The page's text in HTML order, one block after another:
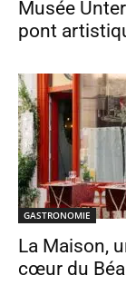
Musée
pont
GASTRONOMIE
La Maison,
cœur du